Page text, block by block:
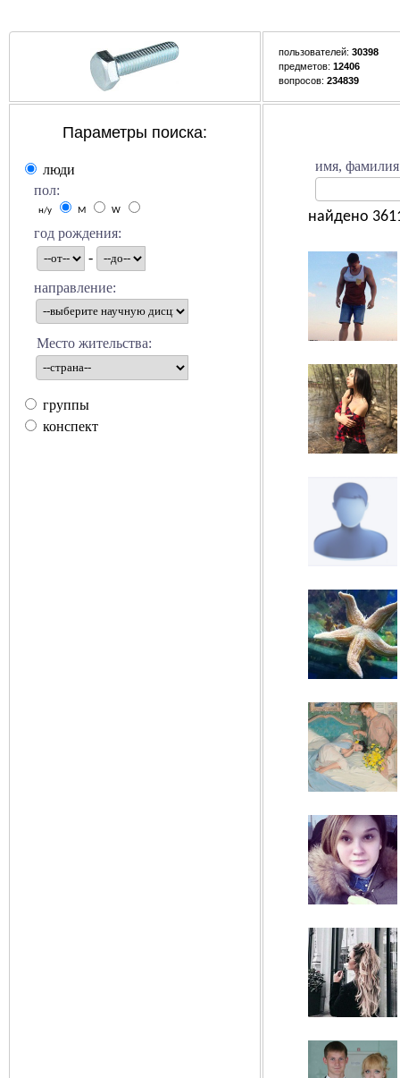
пользователей: 30398
предметов: 12406
вопросов: 234839
Параметры поиска:
имя,
люди
пол:
н/у M W
год рождения:
-
направление:
Место жительства:
группы
конспект
найдено